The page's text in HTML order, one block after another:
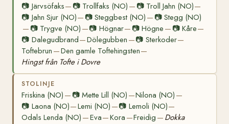
📷 Järvsöfaks— 📷 Trollfaks (NO) — 📷 Troll Jahn (NO)—
📷 Jahn Sjur (NO)— 📷Steggbest (NO) — 📷 Stegg (NO)
— 📷 Trygve (NO) —📷 Högnar— 📷Högne — 📷 Kåre—
📷 Dalegudbrand—Dölegubben —📷 Sterkoder—
Toftebrun —Den gamle Toftehingsten—
Hingst från Tofte i Dovre
STOLINJE
Friskina (NO) — 📷Mette Lill (NO) —Nilona (NO) —
📷 Laona (NO)—Lemi (NO) —📷 Lemoli (NO)—
Odals Lenda (NO) —Eva—Kora —Freidig — Dokka